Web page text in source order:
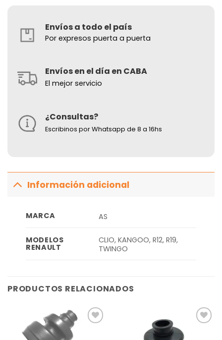
Envíos a todo el país
Por expresos puerta a puerta
Envíos en el día en CABA
El mejor servicio
¿Consultas?
Escribinos por Whatsapp de 8 a 16hs
Información adicional
MARCA AS
MODELOS
RENAULT
CLIO, KANGOO, R12, R19,
TWINGO
PRODUCTOS RELACIONADOS